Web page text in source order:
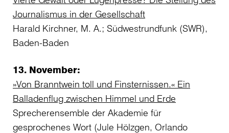
Journalismus in der Gesellschaft
Harald Kirchner, M. A.; Südwestrundfunk (SWR),
Baden-Baden
13. November:
»Von Branntwein toll und Finsternissen.« Ein
Balladenflug zwischen Himmel und Erde
Sprecherensemble der Akademie für
gesprochenes Wort (Jule Hölzgen, Orlando